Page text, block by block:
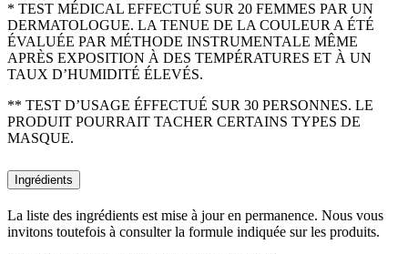
* TEST MÉDICAL EFFECTUÉ SUR 20 FEMMES PAR UN
DERMATOLOGUE. LA TENUE DE LA COULEUR A ÉTÉ
ÉVALUÉE PAR MÉTHODE INSTRUMENTALE MÊME
APRÈS EXPOSITION À DES TEMPÉRATURES ET À UN
TAUX D’HUMIDITÉ ÉLEVÉS.
** TEST D’USAGE ÉFFECTUÉ SUR 30 PERSONNES. LE
PRODUIT POURRAIT TACHER CERTAINS TYPES DE
MASQUE.
Ingrédients
La liste des ingrédients est mise à jour en permanence. Nous vous
invitons toutefois à consulter la formule indiquée sur les produits.